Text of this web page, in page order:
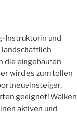
Instruktorin und
landschaftlich
die eingebauten
wird es zum tollen
geeignet! Walken
aktiven und